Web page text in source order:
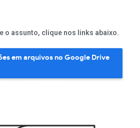
o assunto, clique nos links abaixo.
em arquivos no Google Drive